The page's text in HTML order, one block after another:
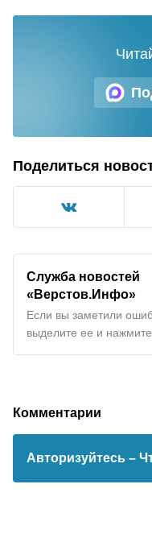
Поделиться
Служба новостей
«Верстов.Инфо»
Если вы заметили
выделите ее и
Комментарии
Авторизуйтесь –